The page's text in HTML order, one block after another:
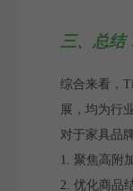
三、总结
综合来看，
展，均为行
对于家具品
1. 聚焦高附
2. 优化商品